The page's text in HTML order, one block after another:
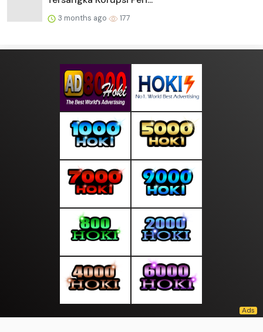
3 months ago 177